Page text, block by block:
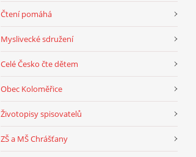
Čtení pomáhá
Myslivecké sdružení
Celé Česko čte dětem
Obec Koloměřice
Životopisy spisovatelů
ZŠ a MŠ Chrášťany